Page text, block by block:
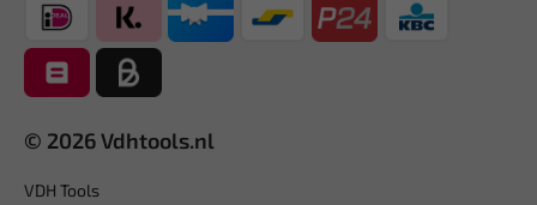
© 2026 Vdhtools.nl
VDH Tools